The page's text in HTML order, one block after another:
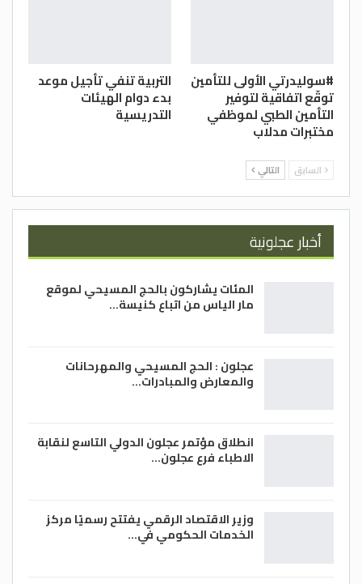
#سوليدرتي الأولى للتأمين
توقّع اتفاقية لتوفير
التأمين الطبي لموظفي
مختبرات مدلاب
التربية تنفي تأجيل موعد
بدء دوام الهيئات
التدريسية
السابق التالي
أخبار عجلونية
المئات يشاركون بالحج المسيحي لموقع
مار الياس من اتباع كنيسة…
عجلون : الحج المسيحي والمهرحانات
والمعارض والمبادرات…
انطلاق مؤتمر عجلون الدولي التاسع لنقابة
الاطباء فرع عجلون…
وزير الاقتصاد الرقمي يفتتح رسميًا مركز
الخدمات الحكومي في…